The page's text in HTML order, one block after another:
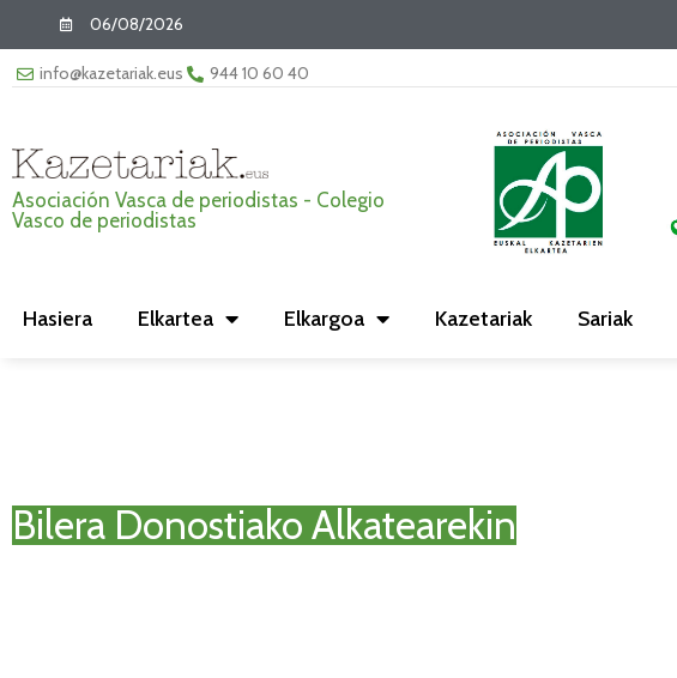
06/08/2026
info@kazetariak.eus 944 10 60 40
Asociación Vasca de periodistas - Colegio
Vasco de periodistas
Hasiera Elkartea Elkargoa Kazetariak Sariak
Bilera Donostiako Alkatearekin